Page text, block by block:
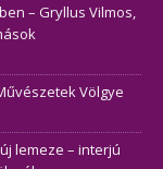
– Gryllus Vilmos,
Völgye
lemeze – interjú